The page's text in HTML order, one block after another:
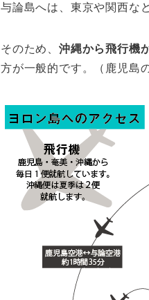
与論島へは、東京や関西な
そのため、 沖縄から飛行機
方が一般的です。（鹿児島